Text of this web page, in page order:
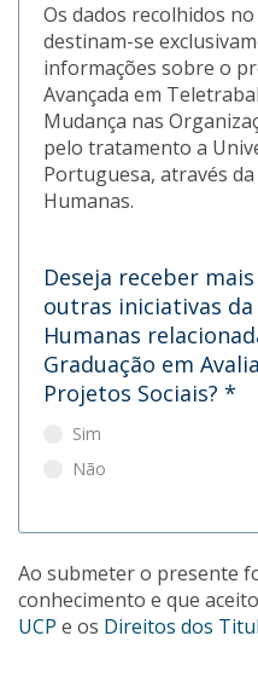
Os dados recolhidos
destinam-se
informações sobre o
Avançada em
Mudança nas
pelo tratamento a
Portuguesa, através da
Humanas.
Deseja receber
outras iniciativas da
Humanas
Graduação em
Projetos Sociais? *
Sim
Não
Ao submeter o presente
conhecimento e que
UCP e os Direitos dos